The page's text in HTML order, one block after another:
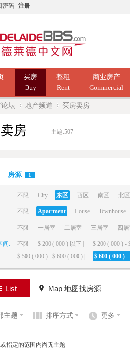
密码 注册
买房
Buy
整租
Rent
商业房产
Commercial
论坛 地产频道 买房卖房
房 主题:507
房源 1
不限 City 东区 西区 南区 北区
不限 Apartment House Townhouse
不限 一居室 二居室 三居室 四
间: 不限 $ 200 ( 000 ) 以下 | $ 200 ( 000 ) -
$ 500 ( 000 ) - $ 600 ( 000 ) |
$ 600 ( 000 ) -
List Map 地图找房源
主题 排序方式 更多
指定的范围内尚无主题